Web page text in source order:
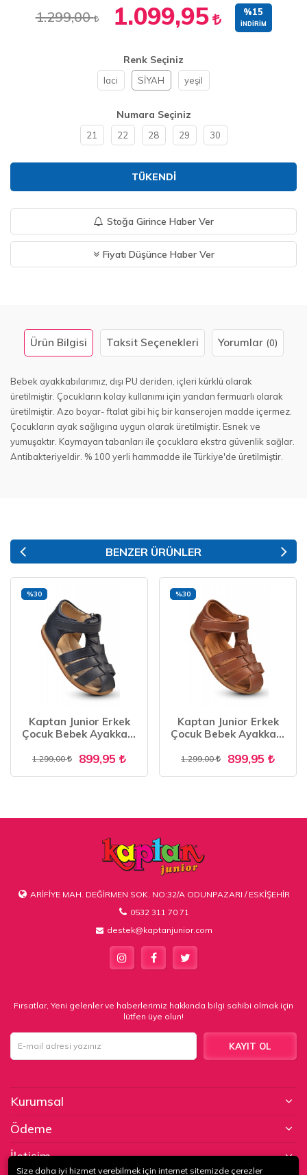
1.299,00 1.099,95 %15
İNDIRIM
Renk Seçiniz
laci SİYAH yeşil
Numara Seçiniz
21 22 28 29 30
TÜKENDI
Stoğa Girince Haber Ver
Fiyatı Düşünce Haber Ver
Ürün Bilgisi Taksit Seçenekleri Yorumlar (0)
Bebek ayakkabılarımız, dışı PU deriden, içleri kürklü olarak
üretilmiştir. Çocukların kolay kullanımı için yandan fermuarlı olarak
üretilmiştir. Azo boyar- ftalat gibi hiç bir kanserojen madde içermez.
Çocukların ayak sağlıgına uygun olarak üretilmiştir. Esnek ve
yumuşaktır. Kaymayan tabanları ile çocuklara ekstra güvenlik sağlar.
Antibakteriyeldir. % 100 yerli hammadde ile Türkiye'de üretilmiştir.
BENZER ÜRÜNLER
Kaptan Junior Erkek
Çocuk Bebek Ayakkabı
300
1.299,00 899,95
%30
Kaptan Junior Erkek
Çocuk Bebek Ayakkabı
300
1.299,00 899,95
%30
ARİFİYE MAH. DEĞİRMEN SOK. NO:32/A ODUNPAZARI / ESKİŞEHİR
0532 311 70 71
destek@kaptanjunior.com
Fırsatlar, Yeni gelenler ve haberlerimiz hakkında bilgi sahibi olmak için
lütfen üye olun!
KAYIT OL
Kurumsal
Ödeme
İletişim
Size daha iyi hizmet verebilmek için internet sitemizde çerezler